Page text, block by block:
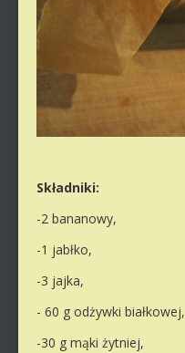
Składniki:
-2 bananowy,
-1 jabłko,
-3 jajka,
- 60 g odżywki białkowej,
-30 g mąki żytniej,